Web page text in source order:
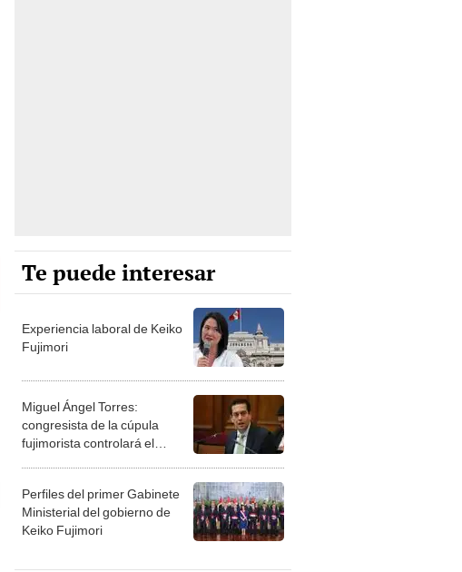
Te puede interesar
Experiencia laboral de Keiko
Fujimori
Miguel Ángel Torres:
congresista de la cúpula
fujimorista controlará el
Perfiles del primer Gabinete
Ministerial del gobierno de
Keiko Fujimori